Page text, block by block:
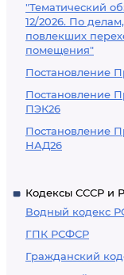
"Тематический
12/2026. По
повлекших
помещения"
Постановление
Постановление
ПЭК26
Постановление
НАД26
Кодексы СССР и
Водный кодекс
ГПК РСФСР
Гражданский